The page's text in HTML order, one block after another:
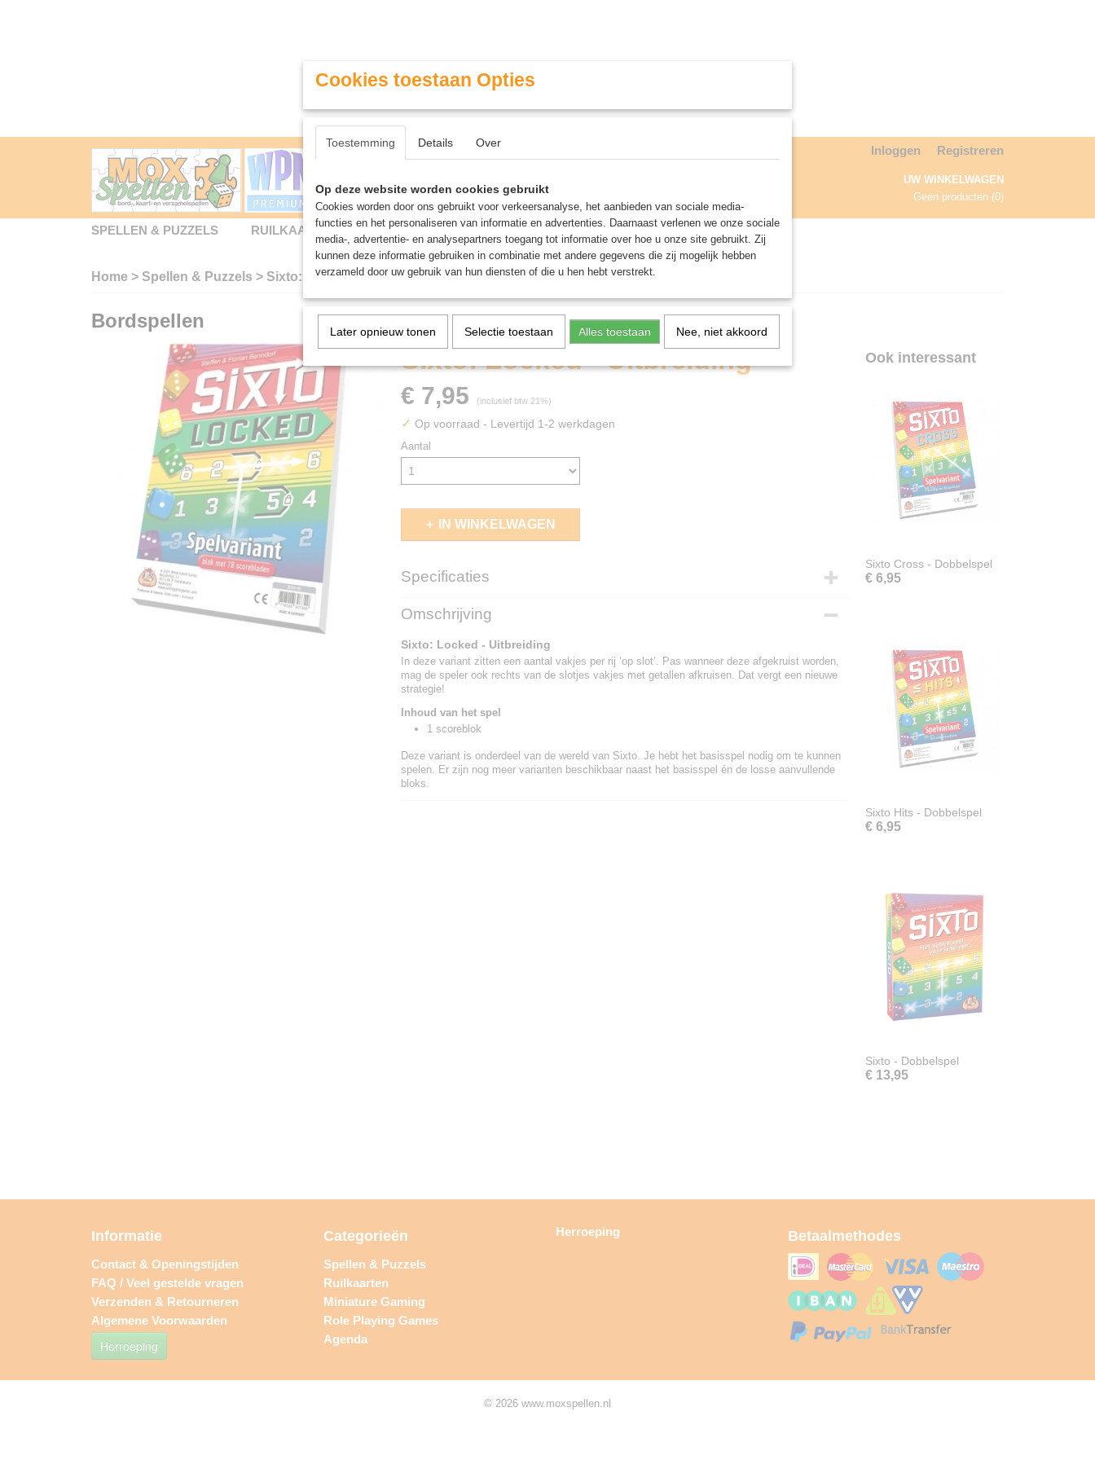
Contact & Openingstijden Inloggen Registreren
UW WINKELWAGEN
Geen producten (0)
SPELLEN & PUZZELS RUILKAARTEN MINIATURE GAMING ROLE PLAYING GAMES AGENDA
Home > Spellen & Puzzels > Sixto: Locked - Uitbreiding
Bordspellen
Sixto: Locked - Uitbreiding
€ 7,95 (inclusief btw 21%)
✓ Op voorraad - Levertijd 1-2 werkdagen
Aantal
IN WINKELWAGEN
Specificaties
EAN code
Omschrijving
Sixto: Locked - Uitbreiding
In deze variant zitten een aantal vakjes per rij ‘op slot’. Pas wanneer deze afgekruist worden,
mag de speler ook rechts van de slotjes vakjes met getallen afkruisen. Dat vergt een nieuwe
strategie!
Inhoud van het spel
1 scoreblok
Deze variant is onderdeel van de wereld van Sixto. Je hebt het basisspel nodig om te kunnen
spelen. Er zijn nog meer varianten beschikbaar naast het basisspel én de losse aanvullende
bloks.
Ook interessant
Sixto Cross - Dobbelspel
€ 6,95
Sixto Hits - Dobbelspel
€ 6,95
Sixto - Dobbelspel
€ 13,95
Informatie
Contact & Openingstijden
FAQ / Veel gestelde vragen
Verzenden & Retourneren
Algemene Voorwaarden
Herroeping
Categorieën
Spellen & Puzzels
Ruilkaarten
Miniature Gaming
Role Playing Games
Agenda
Herroeping Betaalmethodes
© 2026 www.moxspellen.nl
Cookies toestaan Opties
Toestemming Details Over
Op deze website worden cookies gebruikt
Cookies worden door ons gebruikt voor verkeersanalyse, het aanbieden van sociale media-
functies en het personaliseren van informatie en advertenties. Daarnaast verlenen we onze sociale
media-, advertentie- en analysepartners toegang tot informatie over hoe u onze site gebruikt. Zij
kunnen deze informatie gebruiken in combinatie met andere gegevens die zij mogelijk hebben
verzameld door uw gebruik van hun diensten of die u hen hebt verstrekt.
Later opnieuw tonen Selectie toestaan Alles toestaan Nee, niet akkoord